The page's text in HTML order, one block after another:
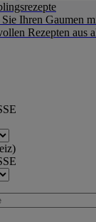
Ihren Gaumen
Rezepten aus